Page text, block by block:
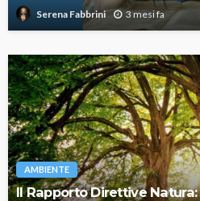
Serena Fabbrini 3 mesi fa
AMBIENTE
Il Rapporto Direttive